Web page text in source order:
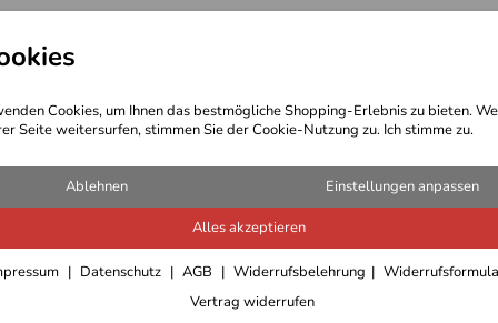
Cookies, um Ihnen das bestmögliche Shopping-Erlebnis zu bieten.
Seite weitersurfen, stimmen Sie der Cookie-Nutzung zu. Ich stimme zu.
Ablehnen Einstellungen anpassen
Alles akzeptieren
Datenschutz AGB Widerrufsbelehrung
Vertrag widerrufen
Bekleidung Outdoor Ausrüstung